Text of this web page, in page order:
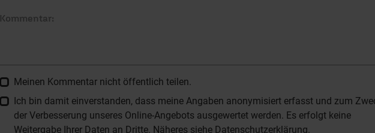
Kommentar:
Meinen Kommentar nicht öffentlich teilen.
Ich bin damit einverstanden, dass meine Angaben anonymisiert erfasst und zum
der Verbesserung unseres Online-Angebots ausgewertet werden. Es erfolgt keine
Weitergabe Ihrer Daten an Dritte. Näheres siehe Datenschutzerklärung.